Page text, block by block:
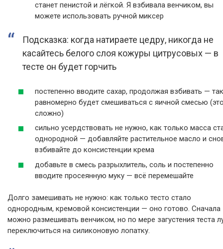
станет пенистой и лёгкой. Я взбивала венчиком, вы
можете использовать ручной миксер
Подсказка: когда натираете цедру, никогда не
касайтесь белого слоя кожуры цитрусовых — в
тесте он будет горчить
постепенно вводите сахар, продолжая взбивать —
равномерно будет смешиваться с яичной смесью
сложно)
сильно усердствовать не нужно, как только масса
однородной — добавляйте растительное масло и
взбивайте до консистенции крема
добавьте в смесь разрыхлитель, соль и постепенно
вводите просеянную муку — всё перемешайте
Долго замешивать не нужно: как только тесто стало
однородным, кремовой консистенции — оно готово. Сначала
можно размешивать венчиком, но по мере загустения теста
переключиться на силиконовую лопатку.